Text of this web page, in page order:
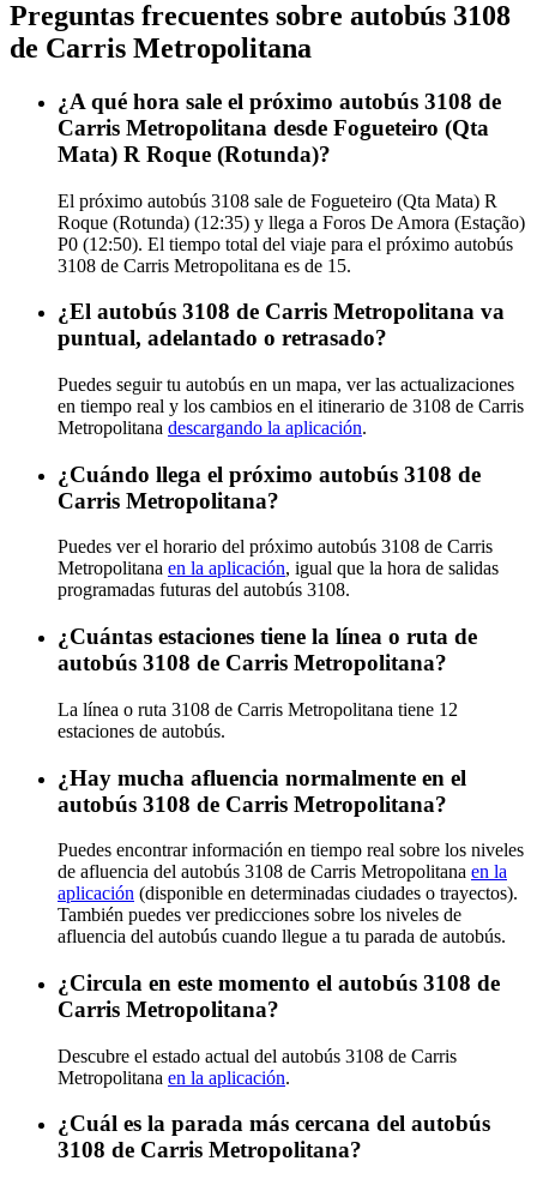
Preguntas frecuentes sobre autobús 3108
de Carris Metropolitana
¿A qué hora sale el próximo autobús 3108 de
Carris Metropolitana desde Fogueteiro (Qta
Mata) R Roque (Rotunda)?
El próximo autobús 3108 sale de Fogueteiro (Qta Mata) R
Roque (Rotunda) (12:35) y llega a Foros De Amora (Estação)
P0 (12:50). El tiempo total del viaje para el próximo autobús
3108 de Carris Metropolitana es de 15.
¿El autobús 3108 de Carris Metropolitana va
puntual, adelantado o retrasado?
Puedes seguir tu autobús en un mapa, ver las actualizaciones
en tiempo real y los cambios en el itinerario de 3108 de Carris
Metropolitana descargando la aplicación.
¿Cuándo llega el próximo autobús 3108 de
Carris Metropolitana?
Puedes ver el horario del próximo autobús 3108 de Carris
Metropolitana en la aplicación, igual que la hora de salidas
programadas futuras del autobús 3108.
¿Cuántas estaciones tiene la línea o ruta de
autobús 3108 de Carris Metropolitana?
La línea o ruta 3108 de Carris Metropolitana tiene 12
estaciones de autobús.
¿Hay mucha afluencia normalmente en el
autobús 3108 de Carris Metropolitana?
Puedes encontrar información en tiempo real sobre los niveles
de afluencia del autobús 3108 de Carris Metropolitana en la
aplicación (disponible en determinadas ciudades o trayectos).
También puedes ver predicciones sobre los niveles de
afluencia del autobús cuando llegue a tu parada de autobús.
¿Circula en este momento el autobús 3108 de
Carris Metropolitana?
Descubre el estado actual del autobús 3108 de Carris
Metropolitana en la aplicación.
¿Cuál es la parada más cercana del autobús
3108 de Carris Metropolitana?